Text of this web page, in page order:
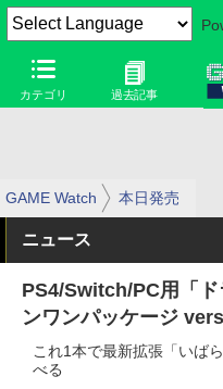
カテゴリ 過去記事
GAME Watch 本日発売
ニュース
PS4/Switch/PC用「
ンワンパッケージ
これ1本で最新拡張「いば
べる